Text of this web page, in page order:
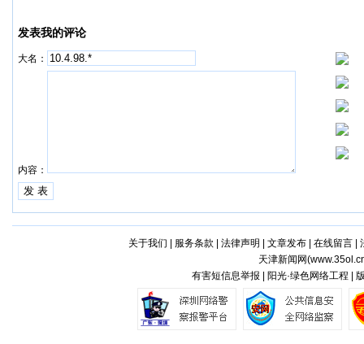
发表我的评论
大名：
内容：
关于我们 服务条款 法律声明 文章发布| 在线留言|
天津新闻网(
有害短信息举报 | 阳光·绿色网络工程 |